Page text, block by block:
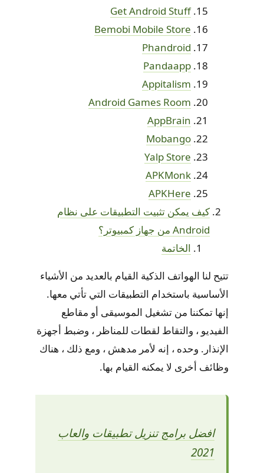
Get Android Stuff
Bemobi Mobile Store
Phandroid
Pandaapp
Appitalism
Android Games Room
AppBrain
Mobango
Yalp Store
APKMonk
APKHere
كيف يمكن تثبيت التطبيقات على نظام
Android من جهاز كمبيوتر؟
الخاتمة
تتيح لنا الهواتف الذكية القيام بالعديد من الأشياء
الأساسية باستخدام التطبيقات التي تأتي معها.
إنها تمكننا من تشغيل الموسيقى أو مقاطع
الفيديو ، والتقاط لقطات للمناظر ، وضبط أجهزة
الإنذار. وحده ، إنه لأمر مدهش ، ومع ذلك ، هناك
وظائف أخرى لا يمكنه القيام بها.
افضل برامج تنزيل تطبيقات والعاب
2021